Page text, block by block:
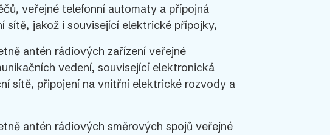
veřejné telefonní automaty a přípojná
sítě, jakož i související elektrické přípojky,
antén rádiových zařízení veřejné
vedení, související elektronická
sítě, připojení na vnitřní elektrické rozvody a
antén rádiových směrových spojů veřejné